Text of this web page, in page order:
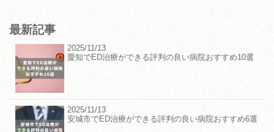
最新記事
2025/11/13
愛知でED治療ができる評判の良い病院おすすめ10選
2025/11/13
安城市でED治療ができる評判の良い病院おすすめ6選